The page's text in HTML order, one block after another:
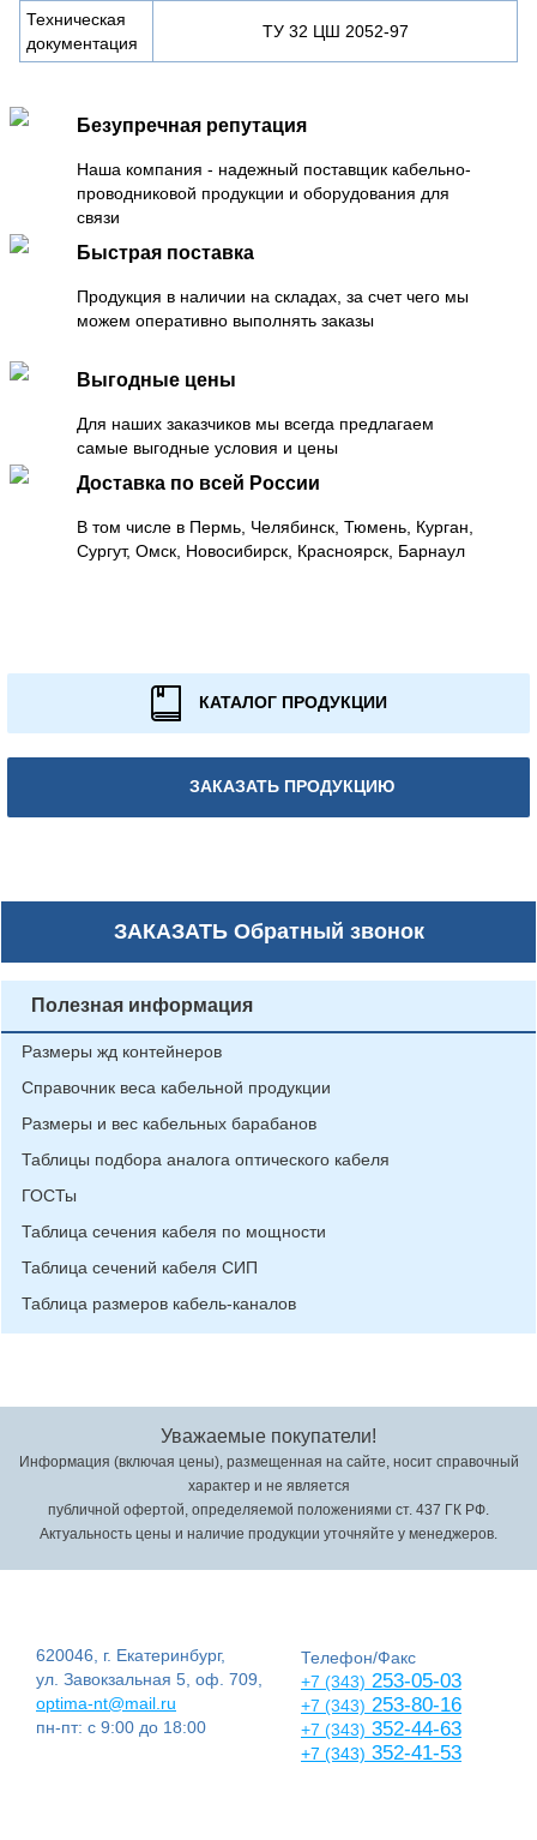
Техническая
документация
ТУ 32 ЦШ 2052-97
Безупречная репутация
Наша компания - надежный поставщик кабельно-
проводниковой продукции и оборудования для
связи
Быстрая поставка
Продукция в наличии на складах, за счет чего мы
можем оперативно выполнять заказы
Выгодные цены
Для наших заказчиков мы всегда предлагаем
самые выгодные условия и цены
Доставка по всей России
В том числе в Пермь, Челябинск, Тюмень, Курган,
Сургут, Омск, Новосибирск, Красноярск, Барнаул
КАТАЛОГ ПРОДУКЦИИ
ЗАКАЗАТЬ ПРОДУКЦИЮ
ЗАКАЗАТЬОбратный звонок
Полезная информация
Размеры жд контейнеров
Справочник веса кабельной продукции
Размеры и вес кабельных барабанов
Таблицы подбора аналога оптического кабеля
ГОСТы
Таблица сечения кабеля по мощности
Таблица сечений кабеля СИП
Таблица размеров кабель-каналов
Уважаемые покупатели!
Информация (включая цены), размещенная на сайте, носит справочный
характер и не является
публичной офертой, определяемой положениями ст. 437 ГК РФ.
Актуальность цены и наличие продукции уточняйте у менеджеров.
620046, г. Екатеринбург,
ул. Завокзальная 5, оф. 709,
optima-nt@mail.ru
пн-пт: с 9:00 до 18:00
Телефон/Факс
+7 (343) 253-05-03
+7 (343) 253-80-16
+7 (343) 352-44-63
+7 (343) 352-41-53